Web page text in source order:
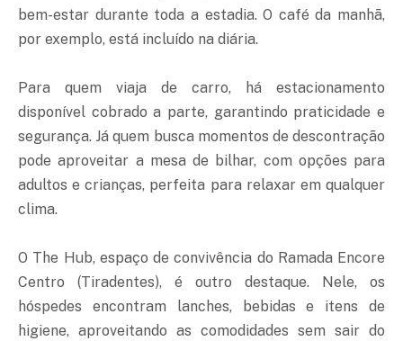
bem-estar durante toda a estadia. O café da manhã,
por exemplo, está incluído na diária.
Para quem viaja de carro, há estacionamento
disponível cobrado a parte, garantindo praticidade e
segurança. Já quem busca momentos de descontração
pode aproveitar a mesa de bilhar, com opções para
adultos e crianças, perfeita para relaxar em qualquer
clima.
O The Hub, espaço de convivência do Ramada Encore
Centro (Tiradentes), é outro destaque. Nele, os
hóspedes encontram lanches, bebidas e itens de
higiene, aproveitando as comodidades sem sair do